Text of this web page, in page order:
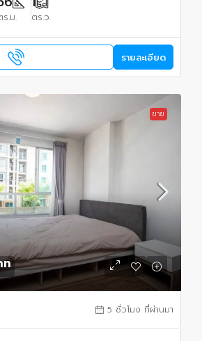
ร.ม. ตร.ว.
รายละเอียด
ขาย
ท
5 ชั่วโมง ที่ผ่านมา